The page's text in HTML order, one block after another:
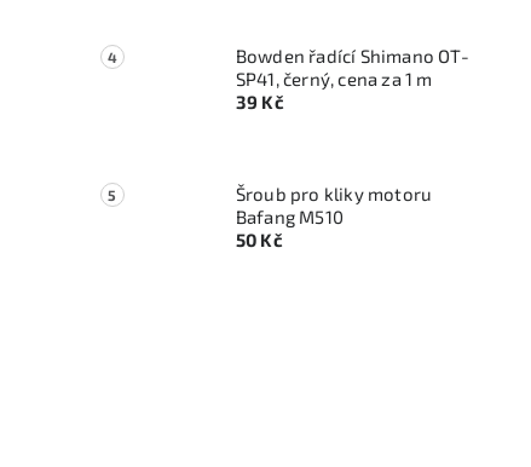
Bowden řadící Shimano OT-
SP41, černý, cena za 1 m
39 Kč
Šroub pro kliky motoru
Bafang M510
50 Kč